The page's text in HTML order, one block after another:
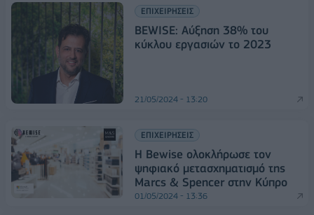
ΕΠΙΧΕΙΡΗΣΕΙΣ
BEWISE: Αύξηση 38% του
κύκλου εργασιών το 2023
21/05/2024 - 13:20
ΕΠΙΧΕΙΡΗΣΕΙΣ
Η Bewise ολοκλήρωσε τον
ψηφιακό μετασχηματισμό της
Marcs & Spencer στην Κύπρο
01/05/2024 - 13:36